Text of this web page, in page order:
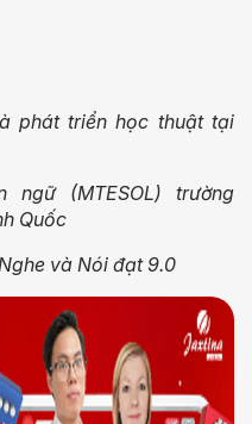
phát triển học thuật tại
(MTESOL) trường
Quốc
và Nói đạt 9.0